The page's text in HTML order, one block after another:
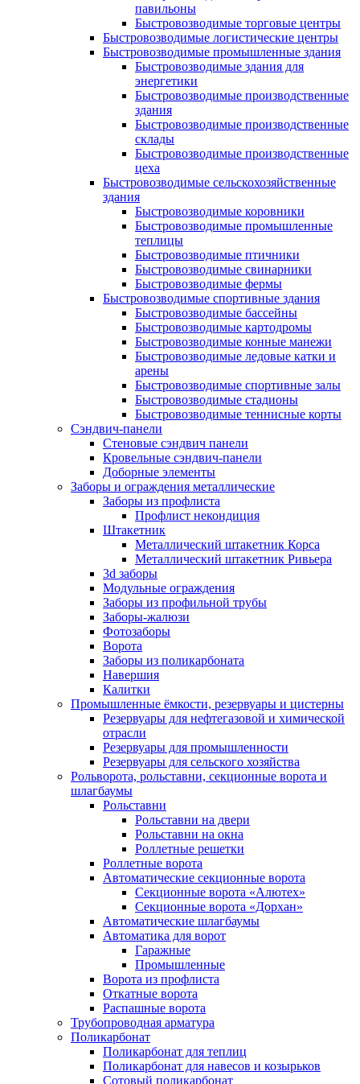
павильоны
Быстровозводимые торговые центры
Быстровозводимые логистические центры
Быстровозводимые промышленные здания
Быстровозводимые здания для
энергетики
Быстровозводимые производственные
здания
Быстровозводимые производственные
склады
Быстровозводимые производственные
цеха
Быстровозводимые сельскохозяйственные
здания
Быстровозводимые коровники
Быстровозводимые промышленные
теплицы
Быстровозводимые птичники
Быстровозводимые свинарники
Быстровозводимые фермы
Быстровозводимые спортивные здания
Быстровозводимые бассейны
Быстровозводимые картодромы
Быстровозводимые конные манежи
Быстровозводимые ледовые катки и
арены
Быстровозводимые спортивные залы
Быстровозводимые стадионы
Быстровозводимые теннисные корты
Сэндвич-панели
Стеновые сэндвич панели
Кровельные сэндвич-панели
Доборные элементы
Заборы и ограждения металлические
Заборы из профлиста
Профлист некондиция
Штакетник
Металлический штакетник Корса
Металлический штакетник Ривьера
3d заборы
Модульные ограждения
Заборы из профильной трубы
Заборы-жалюзи
Фотозаборы
Ворота
Заборы из поликарбоната
Навершия
Калитки
Промышленные ёмкости, резервуары и цистерны
Резервуары для нефтегазовой и химической
отрасли
Резервуары для промышленности
Резервуары для сельского хозяйства
Рольворота, рольставни, секционные ворота и
шлагбаумы
Рольставни
Рольставни на двери
Рольставни на окна
Роллетные решетки
Роллетные ворота
Автоматические секционные ворота
Секционные ворота «Алютех»
Секционные ворота «Дорхан»
Автоматические шлагбаумы
Автоматика для ворот
Гаражные
Промышленные
Ворота из профлиста
Откатные ворота
Распашные ворота
Трубопроводная арматура
Поликарбонат
Поликарбонат для теплиц
Поликарбонат для навесов и козырьков
Сотовый поликарбонат